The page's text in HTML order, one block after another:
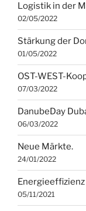
Logistik in der
02/05/2022
Stärkung der
01/05/2022
OST-WEST-
07/03/2022
DanubeDay
06/03/2022
Neue Märkte.
24/01/2022
05/11/2021